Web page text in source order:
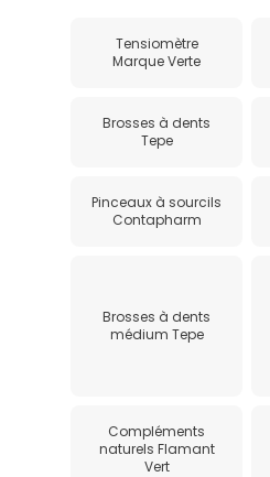
Tensiomètre
Marque Verte
Brosses à dents
Tepe
Pinceaux à sourcils
Contapharm
Brosses à dents
médium Tepe
Compléments
naturels Flamant
Vert